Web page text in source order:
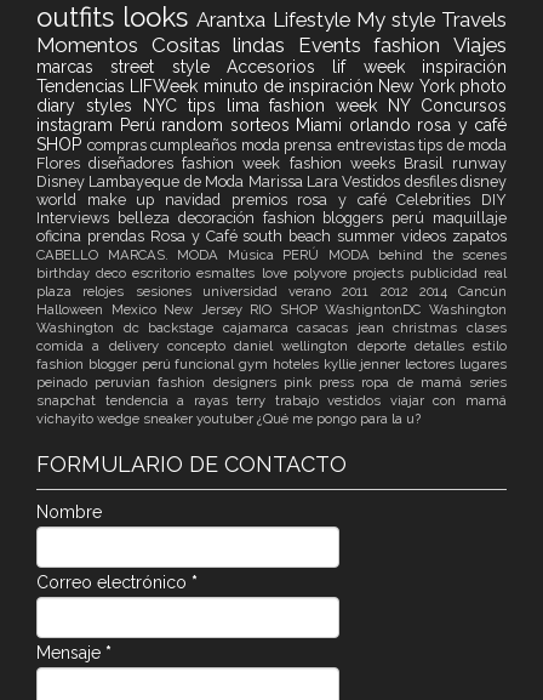
outfits looksArantxa Lifestyle My style Travels
Momentos Cositas lindas EventsfashionViajes
marcasstreet styleAccesorios lif week inspiración
Tendencias LIFWeek minuto de inspiración New York photo
diary styles NYC tips lima fashion week NY Concursos
instagram Perú random sorteos Miami orlando rosa y café
SHOP compras cumpleaños moda prensa entrevistas tips de moda
Floresdiseñadoresfashion week fashion weeks Brasil runway
Disney Lambayeque de Moda Marissa Lara Vestidos desfiles disney
world make up navidad premios rosa y caféCelebrities DIY
Interviews belleza decoración fashion bloggers perú maquillaje
oficina prendas Rosa y Cafésouth beachsummervideos zapatos
CABELLO MARCAS. MODA Música PERÚ MODA behind the scenes
birthdaydecoescritorioesmaltes love polyvore projects publicidad real
plaza relojes sesiones universidad verano2011 2012 2014 Cancún
Halloween
Mexico New Jersey RIO SHOPWashigntonDCWashington
Washington dc backstage cajamarcacasacas jeanchristmasclases
comida a delivery concepto daniel wellington deporte detalles estilo
fashion blogger perúfuncionalgym hoteles kyllie jenner lectores lugares
peinado peruvian fashion designers pink press ropa de mamá series
snapchat tendencia a rayasterry trabajovestidos viajar con mamá
vichayito wedge sneaker youtuber ¿Qué me pongo para la u?
FORMULARIO DE CONTACTO
Nombre
Correo electrónico *
Mensaje *